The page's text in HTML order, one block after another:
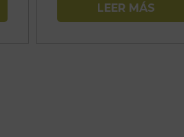
LEER MÁS